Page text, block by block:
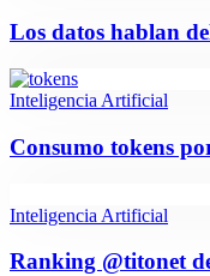
Los datos hablan
Inteligencia Artificial
Consumo tokens
Inteligencia Artificial
Ranking @titonet